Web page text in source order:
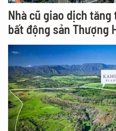
Nhà cũ giao dịch
bất động sản Thượng